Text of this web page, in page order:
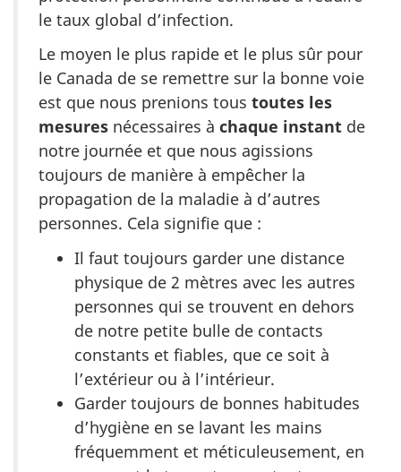
le taux global d’infection.
Le moyen le plus rapide et le plus sûr pour
le Canada de se remettre sur la bonne voie
est que nous prenions tous toutes les
mesures nécessaires à chaque instant de
notre journée et que nous agissions
toujours de manière à empêcher la
propagation de la maladie à d’autres
personnes. Cela signifie que :
Il faut toujours garder une distance
physique de 2 mètres avec les autres
personnes qui se trouvent en dehors
de notre petite bulle de contacts
constants et fiables, que ce soit à
l’extérieur ou à l’intérieur.
Garder toujours de bonnes habitudes
d’hygiène en se lavant les mains
fréquemment et méticuleusement, en